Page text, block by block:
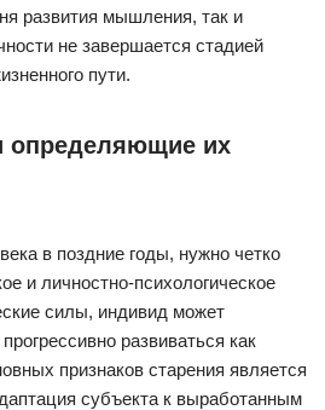
развития мышления, так и
не завершается стадией
пути.
определяющие их
в поздние годы, нужно четко
и личностно-психологическое
силы, индивид может
развиваться как
признаков старения является
субъекта к выработанным